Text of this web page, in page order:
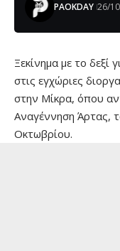
PAOKDAY 26/
Ξεκίνημα με το
στις εγχώριες
στην Μίκρα, όπου
Αναγέννηση Άρτας,
Οκτωβρίου.